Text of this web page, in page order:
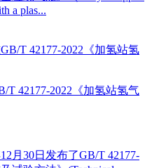
a plas...
T 42177-2022《加氢站氢气
月30日发布了GB/T 42177-